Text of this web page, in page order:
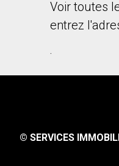
Voir toutes
entrez
.
© SERVICES